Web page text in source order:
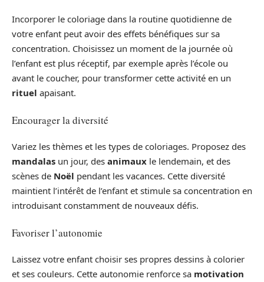
Incorporer le coloriage dans la routine quotidienne de
votre enfant peut avoir des effets bénéfiques sur sa
concentration. Choisissez un moment de la journée où
l’enfant est plus réceptif, par exemple après l’école ou
avant le coucher, pour transformer cette activité en un
rituel apaisant.
Encourager la diversité
Variez les thèmes et les types de coloriages. Proposez des
mandalas un jour, des animaux le lendemain, et des
scènes de Noël pendant les vacances. Cette diversité
maintient l’intérêt de l’enfant et stimule sa concentration en
introduisant constamment de nouveaux défis.
Favoriser l’autonomie
Laissez votre enfant choisir ses propres dessins à colorier
et ses couleurs. Cette autonomie renforce sa motivation